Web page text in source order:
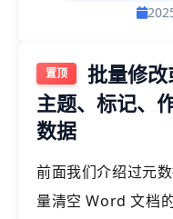
源、文档的作者、
此对元数据的做处
绍一下如何批量情
批量修改
主题、标记、
数据
前面我们介绍过元
量清空 Word 文档